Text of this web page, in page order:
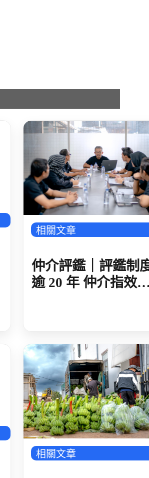
相關文章
仲介評鑑｜評鑑制
逾 20 年 仲介指效益
相關文章